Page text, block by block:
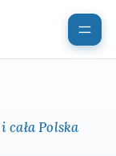
Polska